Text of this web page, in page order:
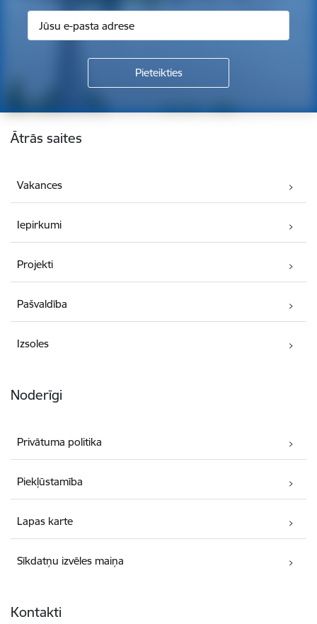
Kājene
Ātrās saites
Vakances
Iepirkumi
Projekti
Pašvaldība
Izsoles
Noderīgi
Privātuma politika
Piekļūstamība
Lapas karte
Sīkdatņu izvēles maiņa
Kontakti